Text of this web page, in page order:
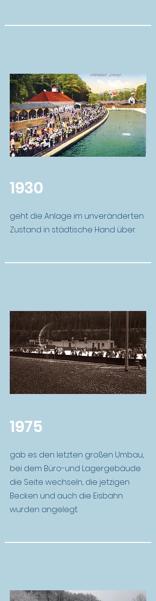
1930
geht die Anlage im unveränderten
Zustand in städtische Hand über.
1975
gab es den letzten großen Umbau,
bei dem Büro-und Lagergebäude
die Seite wechseln, die jetzigen
Becken und auch die Eisbahn
wurden angelegt.